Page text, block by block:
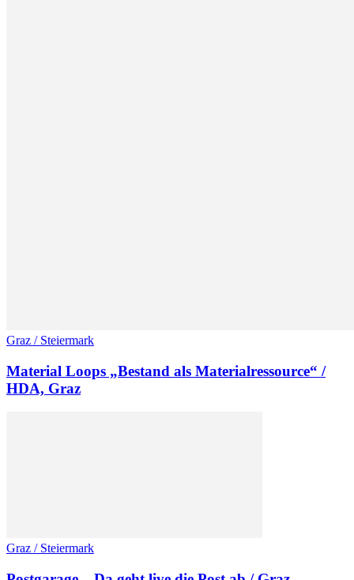
Graz / Steiermark
Material Loops „Bestand als Materialressource“ /
HDA, Graz
Graz / Steiermark